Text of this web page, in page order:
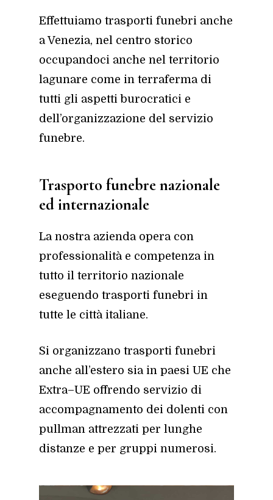
Effettuiamo trasporti funebri anche
a Venezia, nel centro storico
occupandoci anche nel territorio
lagunare come in terraferma di
tutti gli aspetti burocratici e
dell’organizzazione del servizio
funebre.
Trasporto funebre nazionale
ed internazionale
La nostra azienda opera con
professionalità e competenza in
tutto il territorio nazionale
eseguendo trasporti funebri in
tutte le città italiane.
Si organizzano trasporti funebri
anche all’estero sia in paesi UE che
Extra–UE offrendo servizio di
accompagnamento dei dolenti con
pullman attrezzati per lunghe
distanze e per gruppi numerosi.